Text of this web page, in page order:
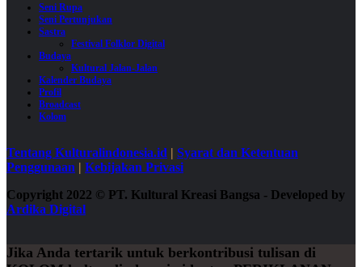
Seni Rupa
Seni Pertunjukan
Sastra
Festival Folklor Digital
Budaya
Kultural Jalan-Jalan
Kalender Budaya
Profil
Broadcast
Kolom
Tentang Kulturalindonesia.id | Syarat dan Ketentuan
Penggunaan | Kebijakan Privasi
Copyright 2022 © PT. Kultural Kreasi Bangsa - Developed by
Ardika Digital
Jika Anda tertarik untuk berkontribusi tulisan di